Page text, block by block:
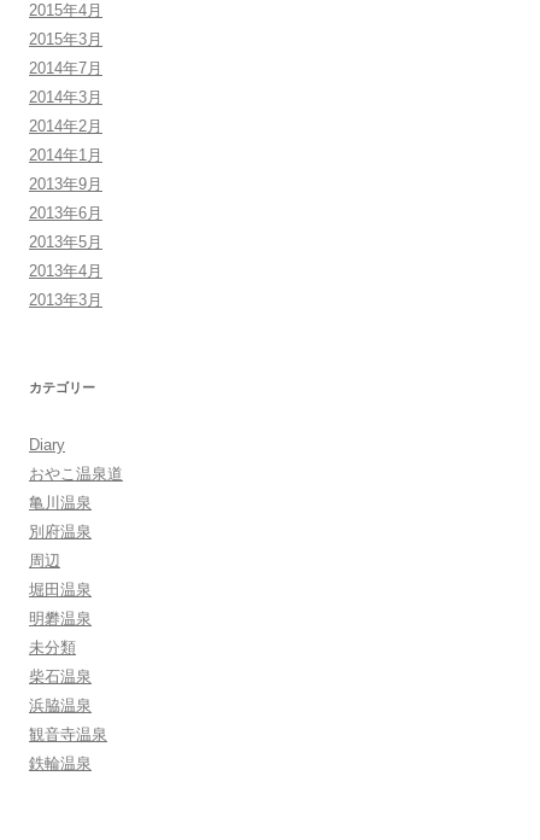
2015年4月
2015年3月
2014年7月
2014年3月
2014年2月
2014年1月
2013年9月
2013年6月
2013年5月
2013年4月
2013年3月
カテゴリー
Diary
おやこ温泉道
亀川温泉
別府温泉
周辺
堀田温泉
明礬温泉
未分類
柴石温泉
浜脇温泉
観音寺温泉
鉄輪温泉